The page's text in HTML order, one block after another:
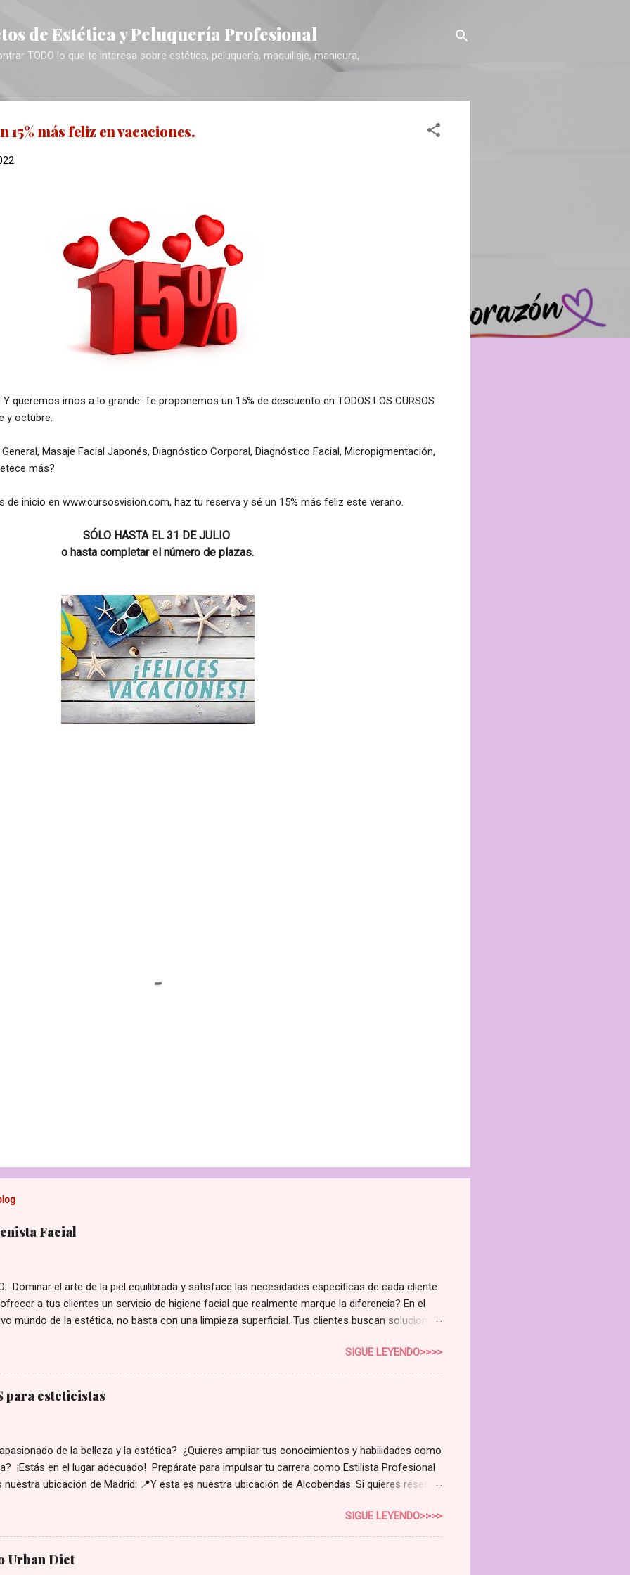
de Estética y Peluquería Profesional
TODO lo que te interesa sobre estética, peluquería, maquillaje, manicura,
15% más feliz en vacaciones.
queremos irnos a lo grande. Te proponemos un 15% de descuento en TODOS LOS CURSOS
y octubre.
Masaje Facial Japonés, Diagnóstico Corporal, Diagnóstico Facial, Micropigmentación,
más?
de inicio en www.cursosvision.com, haz tu reserva y sé un 15% más feliz este verano.
SÓLO HASTA EL 31 DE JULIO
o hasta completar el número de plazas.
Facial
Dominar el arte de la piel equilibrada y satisface las necesidades específicas de cada cliente.
a tus clientes un servicio de higiene facial que realmente marque la diferencia? En el
mundo de la estética, no basta con una limpieza superficial. Tus clientes buscan soluciones
, te convertirás en la experta que tus clientes necesitan, aumentando la rentabilidad de tu
la fidelización de tu clientela. ¿Qué aprenderás en este curso? Este no es solo un curso; es
completa para perfeccionar tus protocolos y elevar tu cabina a un nuevo nivel. Cubriremos todo
para ofrecer tratamientos de higiene premium: Diagnóstico Avanzado Aprende a
y tratar alteraciones comunes de la piel: Alteraciones de las glándulas sebáceas Alteraciones
SIGUE LEYENDO>>>>
para esteticistas
de la belleza y la estética? ¿Quieres ampliar tus conocimientos y habilidades como
¡Estás en el lugar adecuado! Prepárate para impulsar tu carrera como Estilista Profesional
nuestra ubicación de Madrid: 📍Y esta es nuestra ubicación de Alcobendas: Si quieres reservar
SIGUE LEYENDO>>>>
Urban Diet